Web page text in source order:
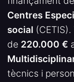
Centres
social
de 220.000 €
tècnics i